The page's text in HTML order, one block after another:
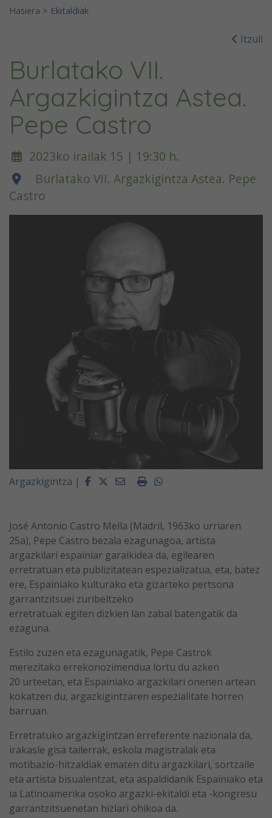
Hasiera > Ekitaldiak
Itzuli
Burlatako VII.
Argazkigintza Astea.
Pepe Castro
2023ko irailak 15 | 19:30 h.
Burlatako VII. Argazkigintza Astea. Pepe
Castro
Argazkigintza | FacebookTwitterEmailImprimirWhatsapp
José Antonio Castro Mella (Madril, 1963ko urriaren
25a), Pepe Castro bezala ezagunagoa, artista
argazkilari espainiar garaikidea da, egilearen
erretratuan eta publizitatean espezializatua, eta, batez
ere, Espainiako kulturako eta gizarteko pertsona
garrantzitsuei zuribeltzeko
erretratuak egiten dizkien lan zabal batengatik da
ezaguna.
Estilo zuzen eta ezagunagatik, Pepe Castrok
merezitako errekonozimendua lortu du azken
20 urteetan, eta Espainiako argazkilari onenen artean
kokatzen du, argazkigintzaren espezialitate horren
barruan.
Erretratuko argazkigintzan erreferente nazionala da,
irakasle gisa tailerrak, eskola magistralak eta
motibazio-hitzaldiak ematen ditu argazkilari, sortzaile
eta artista bisualentzat, eta aspaldidanik Espainiako eta
ia Latinoamerika osoko argazki-ekitaldi eta -kongresu
garrantzitsuenetan hizlari ohikoa da.